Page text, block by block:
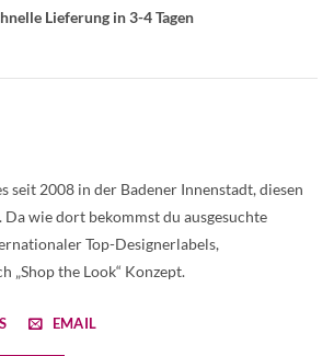
Lieferung in 3-4 Tagen
seit 2008 in der Badener Innenstadt, diesen
wie dort bekommst du ausgesuchte
Top-Designerlabels,
„Shop the Look“ Konzept.
EMAIL